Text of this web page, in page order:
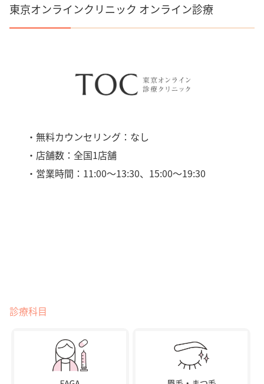
東京オンラインクリニック オンライン診療
・無料カウンセリング：なし
・店舗数：全国1店舗
・営業時間：11:00〜13:30、15:00〜19:30
診療科目